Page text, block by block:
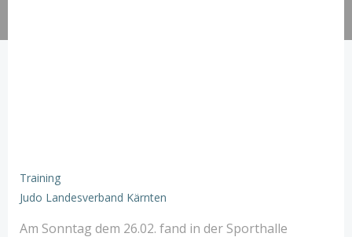
Training
Judo Landesverband Kärnten
Am Sonntag dem 26.02. fand in der Sporthalle